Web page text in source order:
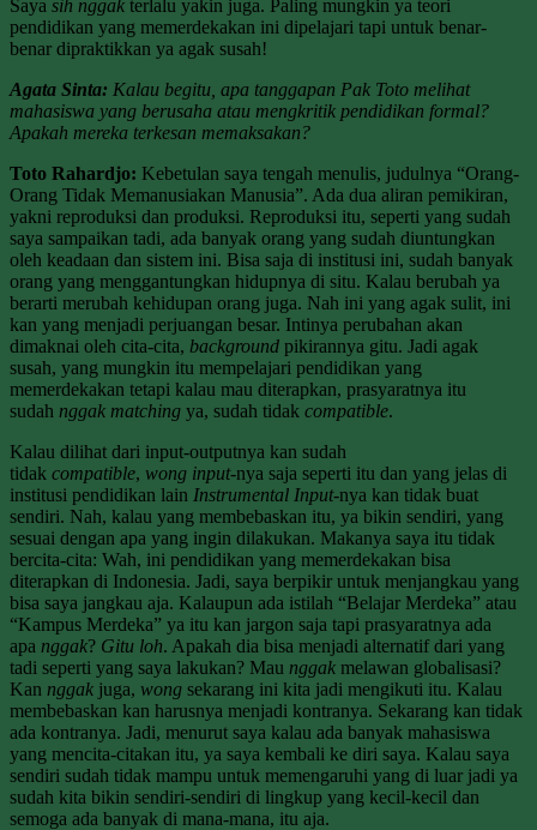
Saya sih nggak terlalu yakin juga. Paling mungkin ya teori
pendidikan yang memerdekakan ini dipelajari tapi untuk benar-
benar dipraktikkan ya agak susah!
Agata Sinta: Kalau begitu, apa tanggapan Pak Toto melihat
mahasiswa yang berusaha atau mengkritik pendidikan formal?
Apakah mereka terkesan memaksakan?
Toto Rahardjo: Kebetulan saya tengah menulis, judulnya “Orang-
Orang Tidak Memanusiakan Manusia”. Ada dua aliran pemikiran,
yakni reproduksi dan produksi. Reproduksi itu, seperti yang sudah
saya sampaikan tadi, ada banyak orang yang sudah diuntungkan
oleh keadaan dan sistem ini. Bisa saja di institusi ini, sudah banyak
orang yang menggantungkan hidupnya di situ. Kalau berubah ya
berarti merubah kehidupan orang juga. Nah ini yang agak sulit, ini
kan yang menjadi perjuangan besar. Intinya perubahan akan
dimaknai oleh cita-cita, background pikirannya gitu. Jadi agak
susah, yang mungkin itu mempelajari pendidikan yang
memerdekakan tetapi kalau mau diterapkan, prasyaratnya itu
sudah nggak matching ya, sudah tidak compatible.
Kalau dilihat dari input-outputnya kan sudah
tidak compatible, wong input-nya saja seperti itu dan yang jelas di
institusi pendidikan lain Instrumental Input-nya kan tidak buat
sendiri. Nah, kalau yang membebaskan itu, ya bikin sendiri, yang
sesuai dengan apa yang ingin dilakukan. Makanya saya itu tidak
bercita-cita: Wah, ini pendidikan yang memerdekakan bisa
diterapkan di Indonesia. Jadi, saya berpikir untuk menjangkau yang
bisa saya jangkau aja. Kalaupun ada istilah “Belajar Merdeka” atau
“Kampus Merdeka” ya itu kan jargon saja tapi prasyaratnya ada
apa nggak? Gitu loh. Apakah dia bisa menjadi alternatif dari yang
tadi seperti yang saya lakukan? Mau nggak melawan globalisasi?
Kan nggak juga, wong sekarang ini kita jadi mengikuti itu. Kalau
membebaskan kan harusnya menjadi kontranya. Sekarang kan tidak
ada kontranya. Jadi, menurut saya kalau ada banyak mahasiswa
yang mencita-citakan itu, ya saya kembali ke diri saya. Kalau saya
sendiri sudah tidak mampu untuk memengaruhi yang di luar jadi ya
sudah kita bikin sendiri-sendiri di lingkup yang kecil-kecil dan
semoga ada banyak di mana-mana, itu aja.